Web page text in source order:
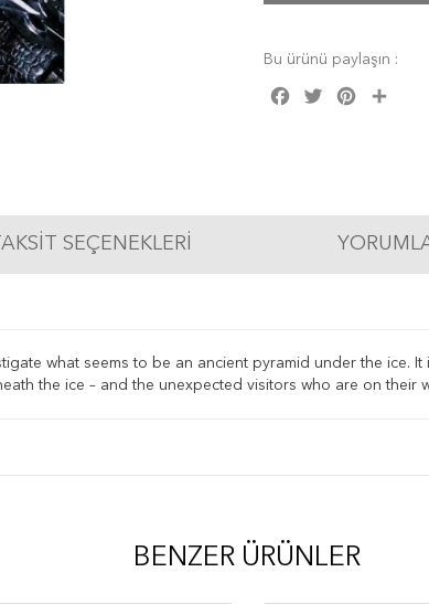
Bu ürünü paylaşın :
Facebook
Twitter Pinterest
SEÇENEKLERI
what seems to be an ancient pyramid under the ice.
the ice – and the unexpected visitors who are on their
BENZER ÜRÜNLER